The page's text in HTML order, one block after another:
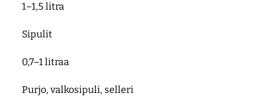
1–1,5 litra
Sipulit
0,7–1 litraa
Purjo, valkosipuli, selleri